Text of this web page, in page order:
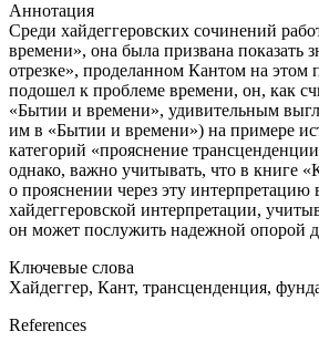
Аннотация
Среди хайдеггеровских сочинений
времени», она была призвана показать
отрезке», проделанном Кантом на этом
подошел к проблеме времени, он, как
«Бытии и времени», удивительным
им в «Бытии и времени») на примере
категорий «прояснение
однако, важно учитывать, что в книге
о прояснении через эту
хайдеггеровской интерпретации,
он может послужить надежной опорой
Ключевые слова
Хайдеггер, Кант, трансценденция,
References